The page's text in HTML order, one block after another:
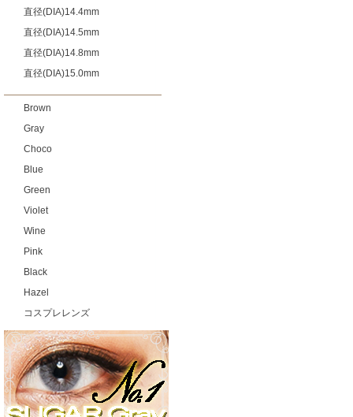
直径(DIA)14.4mm
直径(DIA)14.5mm
直径(DIA)14.8mm
直径(DIA)15.0mm
Brown
Gray
Choco
Blue
Green
Violet
Wine
Pink
Black
Hazel
コスプレレンズ